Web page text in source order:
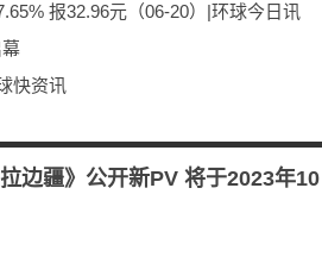
报32.96元（06-20）|环球今日讯
快资讯
边疆》公开新PV 将于2023年10